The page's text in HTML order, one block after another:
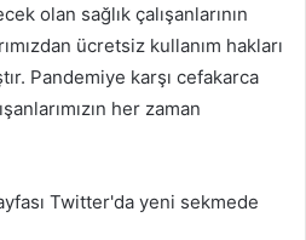
olan sağlık çalışanlarının
ücretsiz kullanım hakları
Pandemiye karşı cefakarca
her zaman